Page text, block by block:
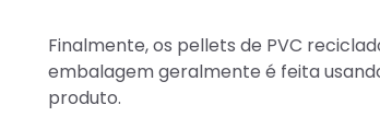
Finalmente, os pellets de PVC
embalagem geralmente é feita
produto.